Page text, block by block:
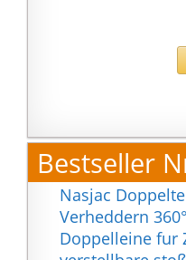
🐶
Bestseller
Nasjac
Verheddern
Doppelleine fur